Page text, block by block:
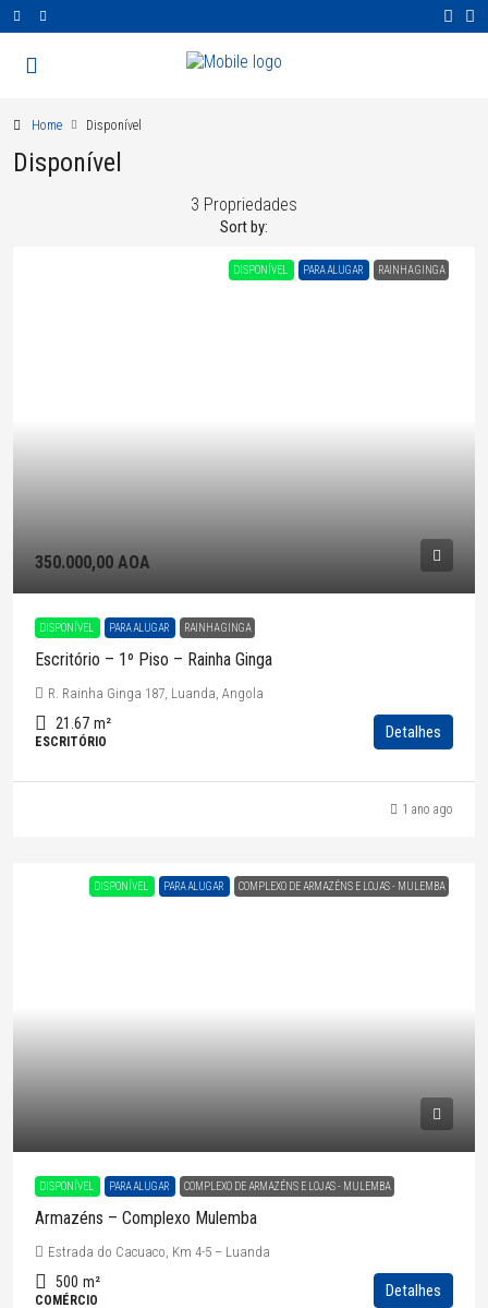
Home Disponível
Disponível
3 Propriedades
Sort by:
DISPONÍVEL PARA ALUGAR RAINHA GINGA
350.000,00 AOA
DISPONÍVEL PARA ALUGAR RAINHA GINGA
Escritório – 1º Piso – Rainha Ginga
R. Rainha Ginga 187, Luanda, Angola
21.67 m²
ESCRITÓRIO Detalhes
1 ano ago
DISPONÍVEL PARA ALUGAR COMPLEXO DE ARMAZÉNS E LOJAS - MULEMBA
DISPONÍVEL PARA ALUGAR COMPLEXO DE ARMAZÉNS E LOJAS - MULEMBA
Armazéns – Complexo Mulemba
Estrada do Cacuaco, Km 4-5 – Luanda
500 m²
COMÉRCIO Detalhes